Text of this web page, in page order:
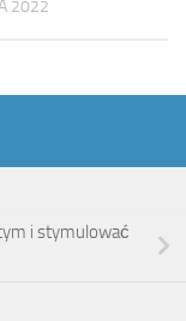
2022
i stymulować